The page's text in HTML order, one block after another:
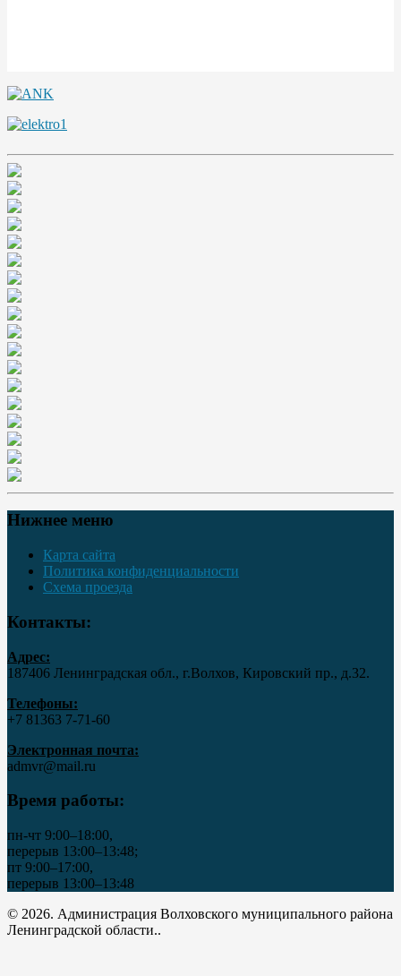
Нижнее меню
Карта сайта
Политика конфиденциальности
Схема проезда
Контакты:
Адрес:
187406 Ленинградская обл., г.Волхов, Кировский пр., д.32.
Телефоны:
+7 81363 7‑71-60
Электронная почта:
admvr@mail.ru
Время работы:
пн-чт 9:00–18:00,
перерыв 13:00–13:48;
пт 9:00–17:00,
перерыв 13:00–13:48
© 2026. Администрация Волховского муниципального района
Ленинградской области..